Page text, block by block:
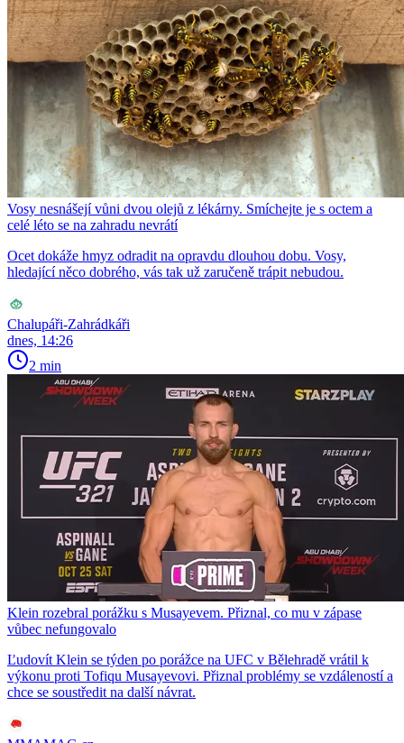
Vosy nesnášejí vůni dvou olejů z lékárny. Smíchejte je s octem a
celé léto se na zahradu nevrátí
Ocet dokáže hmyz odradit na opravdu dlouhou dobu. Vosy,
hledající něco dobrého, vás tak už zaručeně trápit nebudou.
Chalupáři-Zahrádkáři
dnes, 14:26
2 min
Klein rozebral porážku s Musayevem. Přiznal, co mu v zápase
vůbec nefungovalo
Ľudovít Klein se týden po porážce na UFC v Bělehradě vrátil k
výkonu proti Tofiqu Musayevovi. Přiznal problémy se vzdáleností a
chce se soustředit na další návrat.